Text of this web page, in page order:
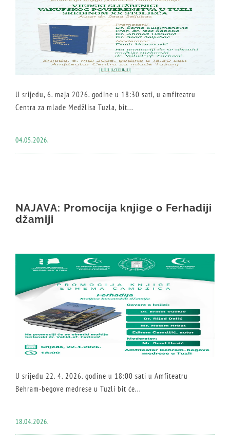
U srijedu, 6. maja 2026. godine u 18:30 sati, u amfiteatru
Centra za mlade Medžlisa Tuzla, bit...
04.05.2026.
NAJAVA: Promocija knjige o Ferhadiji
džamiji
U srijedu 22. 4. 2026. godine u 18:00 sati u Amfiteatru
Behram-begove medrese u Tuzli bit će...
18.04.2026.